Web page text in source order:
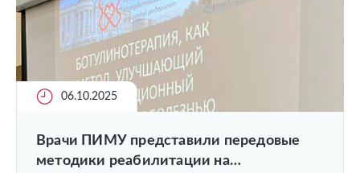
06.10.2025
Врачи ПИМУ представили передовые
методики реабилитации на